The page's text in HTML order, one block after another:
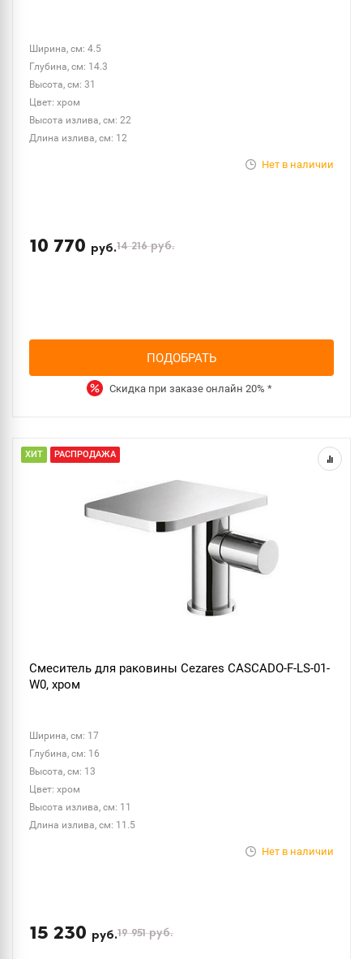
Ширина, см: 4.5
Глубина, см: 14.3
Высота, см: 31
Цвет: хром
Высота излива, см: 22
Длина излива, см: 12
Нет в наличии
10 770 руб.14 216руб.
ПОДОБРАТЬ
Скидка при заказе онлайн 20% *
ХИТ РАСПРОДАЖА
Смеситель для раковины Cezares CASCADO-F-LS-01-
W0, хром
Ширина, см: 17
Глубина, см: 16
Высота, см: 13
Цвет: хром
Высота излива, см: 11
Длина излива, см: 11.5
Нет в наличии
15 230 руб.19 951руб.